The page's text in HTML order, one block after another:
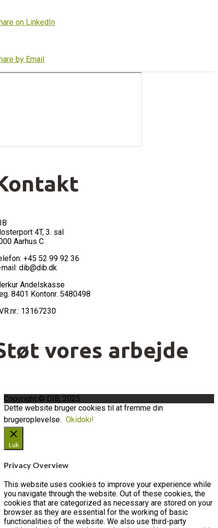
on LinkedIn
by Email
4T, 3. sal
Aarhus C
+45 52 99 92 36
mail: dib@dib.dk
Andelskasse
8401 Kontonr. 5480498
13167230
vores arbejde
Copyright © DIB, 2025
Dette website bruger cookies til at fremme din
brugeroplevelse. Okidoki!
Luk
Privacy Overview
This website uses cookies to improve your experience while
you navigate through the website. Out of these cookies, the
cookies that are categorized as necessary are stored on your
browser as they are essential for the working of basic
functionalities of the website. We also use third-party